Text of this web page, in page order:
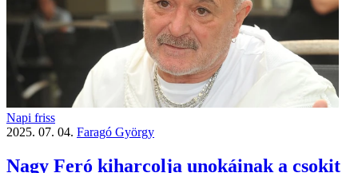
Napi friss
2025. 07. 04. Faragó György
Nagy Feró kiharcolja unokáinak a csokit